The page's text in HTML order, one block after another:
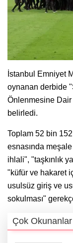
İstanbul Emniyet
oynanan derbide
Önlenmesine
belirledi.
Toplam 52 bin
esnasında
ihlali", "taşkınlık
"küfür ve hakaret
usulsüz giriş ve
sokulması"
Çok Okunanlar